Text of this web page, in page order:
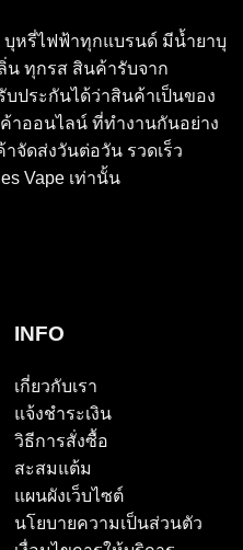
หรี่ไฟฟ้าทุกแบรนด์ มีน้ำยาบุ
ทุกรส สินค้ารับจาก
บประกันได้ว่าสินค้าเป็นของ
าออนไลน์ ที่ทำงานกันอย่าง
จัดส่งวันต่อวัน รวดเร็ว
Vape เท่านั้น
INFO
เกี่ยวกับเรา
แจ้งชำระเงิน
วิธีการสั่งซื้อ
สะสมแต้ม
แผนผังเว็บไซต์
นโยบายความเป็นส่วนตัว